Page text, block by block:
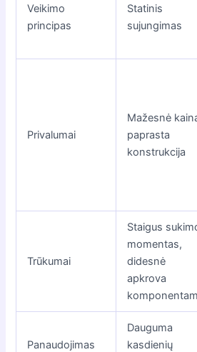
Veikimo
principas
Statinis
sujungimas
Privalumai
Mažesnė
paprasta
konstrukcija
Trūkumai
Staigus
momentas,
didesnė
apkrova
Panaudojimas
Dauguma
kasdienių